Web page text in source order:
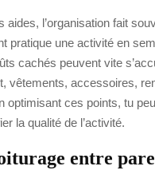
aides, l’organisation fait
pratique une activité en
cachés peuvent vite
vêtements, accessoires,
optimisant ces points, tu
la qualité de l’activité.
entre